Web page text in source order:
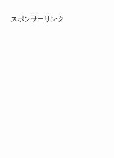
スポンサーリンク